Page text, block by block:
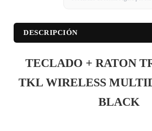
DESCRIPCIÓN
TECLADO + RATON
TKL WIRELESS
BLACK